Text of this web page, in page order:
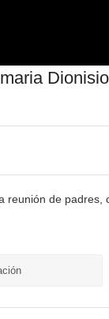
reunión de padres,